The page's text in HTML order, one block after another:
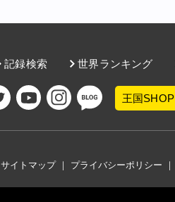
記録検索 世界ランキング
王国SHOP
サイトマップ｜ プライバシーポリシー ｜